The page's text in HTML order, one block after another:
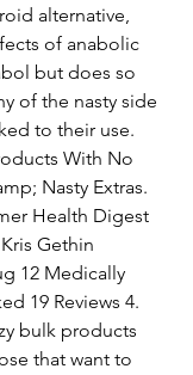
alternative,
of anabolic
but does so
of the nasty side
to their use.
With No
Nasty Extras.
Health Digest
Gethin
12 Medically
19 Reviews 4.
bulk products
that want to